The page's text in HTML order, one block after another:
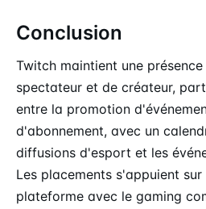
Conclusion
Twitch maintient une
spectateur et de créateur,
entre la promotion
d'abonnement, avec un
diffusions d'esport et les
Les placements s'appuient
plateforme avec le gaming